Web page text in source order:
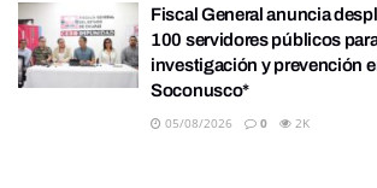
Fiscal General anuncia
100 servidores públicos
investigación y prevención
Soconusco*
05/08/2026 0 2K